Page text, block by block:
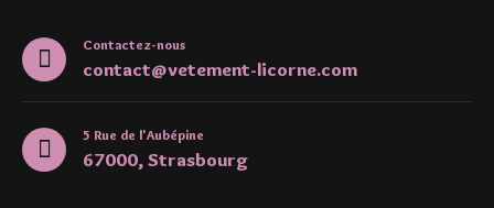
Contactez-nous
contact@vetement-licorne.com
5 Rue de l'Aubépine
67000, Strasbourg